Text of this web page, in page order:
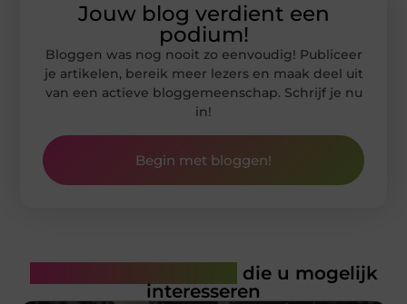
Jouw blog verdient een
podium!
Bloggen was nog nooit zo eenvoudig! Publiceer
je artikelen, bereik meer lezers en maak deel uit
van een actieve bloggemeenschap. Schrijf je nu
in!
Begin met bloggen!
die u mogelijk
interesseren